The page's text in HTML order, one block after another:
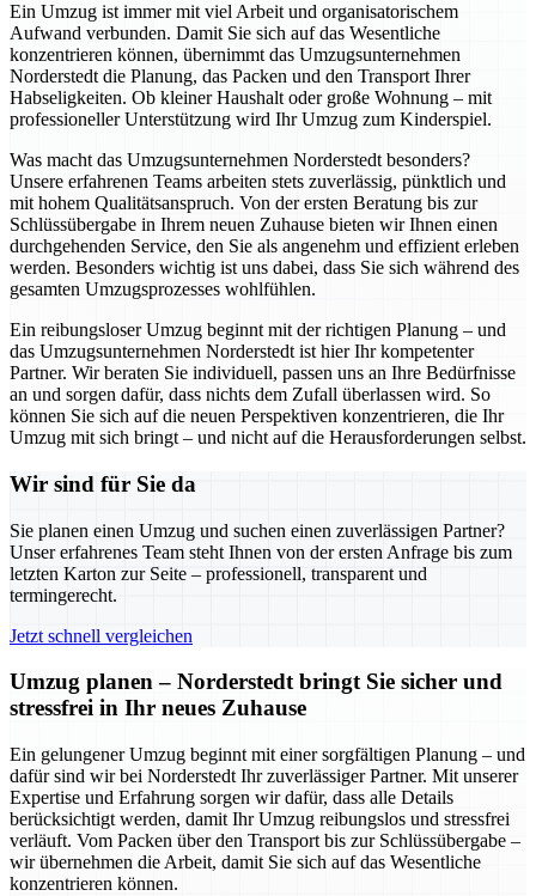
Ein Umzug ist immer mit viel Arbeit und organisatorischem
Aufwand verbunden. Damit Sie sich auf das Wesentliche
konzentrieren können, übernimmt das Umzugsunternehmen
Norderstedt die Planung, das Packen und den Transport Ihrer
Habseligkeiten. Ob kleiner Haushalt oder große Wohnung – mit
professioneller Unterstützung wird Ihr Umzug zum Kinderspiel.
Was macht das Umzugsunternehmen Norderstedt besonders?
Unsere erfahrenen Teams arbeiten stets zuverlässig, pünktlich und
mit hohem Qualitätsanspruch. Von der ersten Beratung bis zur
Schlüssübergabe in Ihrem neuen Zuhause bieten wir Ihnen einen
durchgehenden Service, den Sie als angenehm und effizient erleben
werden. Besonders wichtig ist uns dabei, dass Sie sich während des
gesamten Umzugsprozesses wohlfühlen.
Ein reibungsloser Umzug beginnt mit der richtigen Planung – und
das Umzugsunternehmen Norderstedt ist hier Ihr kompetenter
Partner. Wir beraten Sie individuell, passen uns an Ihre Bedürfnisse
an und sorgen dafür, dass nichts dem Zufall überlassen wird. So
können Sie sich auf die neuen Perspektiven konzentrieren, die Ihr
Umzug mit sich bringt – und nicht auf die Herausforderungen selbst.
Wir sind für Sie da
Sie planen einen Umzug und suchen einen zuverlässigen Partner?
Unser erfahrenes Team steht Ihnen von der ersten Anfrage bis zum
letzten Karton zur Seite – professionell, transparent und
termingerecht.
Jetzt schnell vergleichen
Umzug planen – Norderstedt bringt Sie sicher und
stressfrei in Ihr neues Zuhause
Ein gelungener Umzug beginnt mit einer sorgfältigen Planung – und
dafür sind wir bei Norderstedt Ihr zuverlässiger Partner. Mit unserer
Expertise und Erfahrung sorgen wir dafür, dass alle Details
berücksichtigt werden, damit Ihr Umzug reibungslos und stressfrei
verläuft. Vom Packen über den Transport bis zur Schlüssübergabe –
wir übernehmen die Arbeit, damit Sie sich auf das Wesentliche
konzentrieren können.